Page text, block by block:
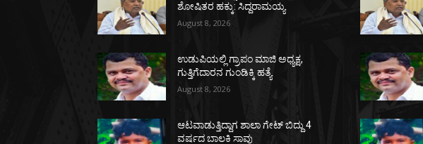
ಶೋಷಿತರ ಹಕ್ಕು: ಸಿದ್ದರಾಮಯ್ಯ
August 8, 2026
ಉಡುಪಿಯಲ್ಲಿ ಗ್ರಾಪಂ ಮಾಜಿ ಅಧ್ಯಕ್ಷ,
ಗುತ್ತಿಗೆದಾರನ ಗುಂಡಿಕ್ಕಿ ಹತ್ಯೆ
August 8, 2026
ಆಟವಾಡುತ್ತಿದ್ದಾಗ ಶಾಲಾ ಗೇಟ್‌ ಬಿದ್ದು 4
ವರ್ಷದ ಬಾಲಕಿ ಸಾವು